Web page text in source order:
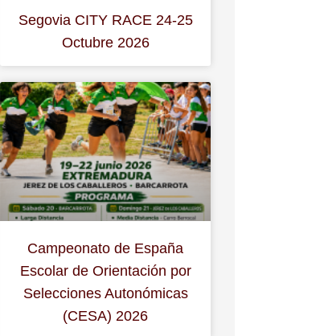
Segovia CITY RACE 24-25
Octubre 2026
Campeonato de España
Escolar de Orientación por
Selecciones Autonómicas
(CESA) 2026